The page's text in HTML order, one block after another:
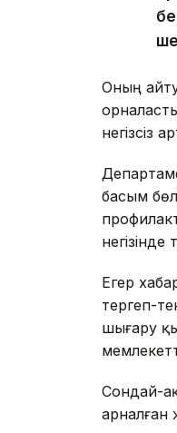
Оның
негізсіз
басым
Егер
тергеп-
шығару
Сондай-
арналған